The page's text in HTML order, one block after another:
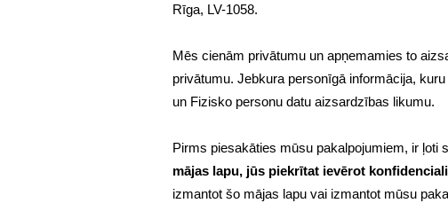
Rīga, LV-1058.
Mēs cienām privātumu un apņemamies to
privātumu. Jebkura personīgā informācija,
un Fizisko personu datu aizsardzības likumu.
Pirms piesakāties mūsu pakalpojumiem, ir ļoti
mājas lapu, jūs piekrītat ievērot
izmantot šo mājas lapu vai izmantot mūsu